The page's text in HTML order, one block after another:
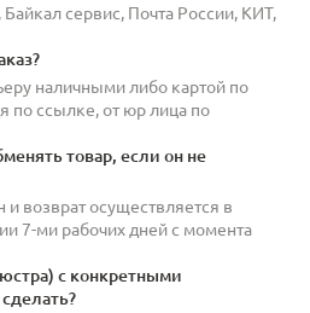
сервис, Почта России, КИТ,
наличными либо картой по
по ссылке, от юр лица по
товар, если он не
возврат осуществляется в
7-ми рабочих дней с момента
с конкретными